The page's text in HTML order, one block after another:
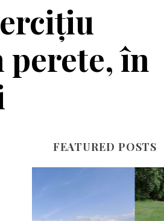
perete, în
FEATURED POSTS